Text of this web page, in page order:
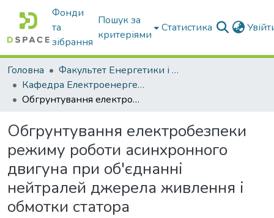
Фонди
та
зібрання
Пошук за
критеріями
Статистика
Головна
Факультет Енергетики і комп'ютерних технологій
Кафедра Електроенергетики і електротехнологій
Обгрунтування електробезпеки режиму роботи асинхронного двигуна при об'єднанні нейтралей джерела живлення і обмотки статора
Обгрунтування електробезпеки
режиму роботи асинхронного
двигуна при об'єднанні
нейтралей джерела живлення і
обмотки статора